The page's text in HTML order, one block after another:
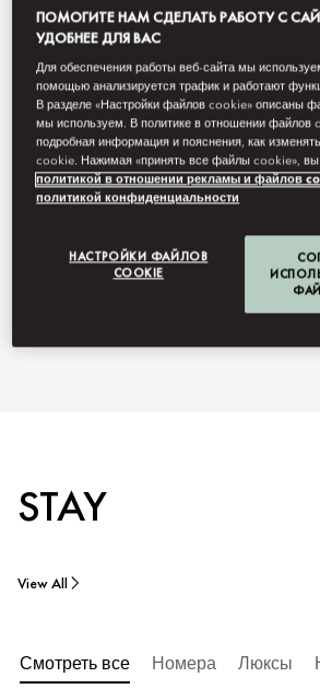
Contact Us
STAY
View All
Смотреть все Номера Люксы
ПОМОГИТЕ НАМ СДЕЛАТЬ РАБОТУ С
УДОБНЕЕ ДЛЯ ВАС
Для обеспечения работы веб-сайта мы
помощью анализируется трафик и работают
В разделе «Настройки файлов cookie» описаны
мы используем. В политике в отношении файлов
подробная информация и пояснения, как
cookie. Нажимая «принять все файлы cookie»,
политикой в отношении рекламы и файлов
политикой конфиденциальности
НАСТРОЙКИ ФАЙЛОВ
COOKIE